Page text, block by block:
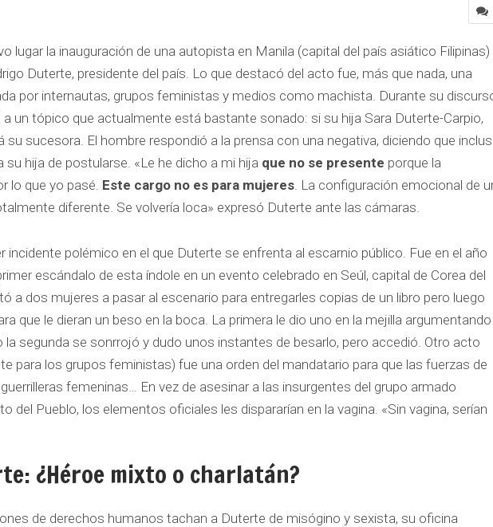
lugar la inauguración de una autopista en Manila (capital del país asiático Filipinas)
Duterte, presidente del país. Lo que destacó del acto fue, más que nada, una
por internautas, grupos feministas y medios como machista. Durante su
un tópico que actualmente está bastante sonado: si su hija Sara Duterte-Carpio,
su sucesora. El hombre respondió a la prensa con una negativa, diciendo que
hija de postularse. «Le he dicho a mi hija que no se presente porque la
lo que yo pasé. Este cargo no es para mujeres. La configuración emocional de
diferente. Se volvería loca» expresó Duterte ante las cámaras.
incidente polémico en el que Duterte se enfrenta al escarnio público. Fue en el año
escándalo de esta índole en un evento celebrado en Seúl, capital de Corea del
a dos mujeres a pasar al escenario para entregarles copias de un libro pero luego
que le dieran un beso en la boca. La primera le dio uno en la mejilla argumentando
la segunda se sonrrojó y dudo unos instantes de besarlo, pero accedió. Otro acto
para los grupos feministas) fue una orden del mandatario para que las fuerzas de
femeninas… En vez de asesinar a las insurgentes del grupo armado
del Pueblo, los elementos oficiales les dispararían en la vagina. «Sin vagina, serían
¿Héroe mixto o charlatán?
de derechos humanos tachan a Duterte de misógino y sexista, su oficina